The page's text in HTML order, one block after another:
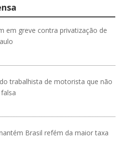
em greve contra privatização de
trabalhista de motorista que não
Brasil refém da maior taxa